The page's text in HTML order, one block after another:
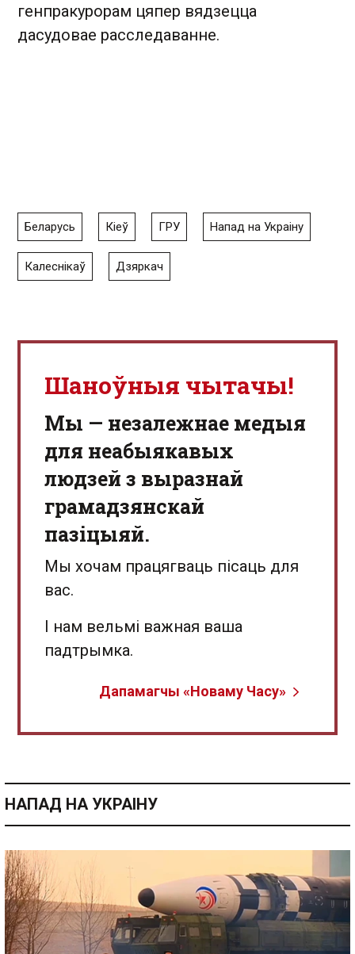
генпракурорам цяпер вядзецца
дасудовае расследаванне.
Беларусь Кіеў ГРУ Напад на Украіну
Калеснікаў Дзяркач
Шаноўныя чытачы!
Мы — незалежнае медыя
для неабыякавых
людзей з выразнай
грамадзянскай
пазіцыяй.
Мы хочам працягваць пісаць для
вас.
І нам вельмі важная ваша
падтрымка.
Дапамагчы «Новаму Часу»
НАПАД НА УКРАІНУ